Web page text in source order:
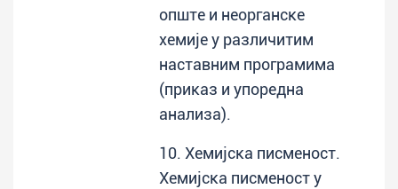
опште и неорганске
хемије у различитим
наставним програмима
(приказ и упоредна
анализа).
10. Хемијска писменост.
Хемијска писменост у